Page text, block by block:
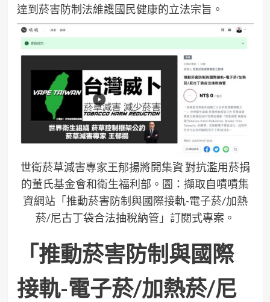
達到菸害防制法維護國民健康的立法宗旨。
世衛菸草減害專家王郁揚將開集資 對抗濫用菸捐
的董氏基金會和衛生福利部。圖：擷取自嘖嘖集
資網站「推動菸害防制與國際接軌-電子菸/加熱
菸/尼古丁袋合法抽稅納管」訂閱式專案。
「推動菸害防制與國際
接軌-電子菸/加熱菸/尼